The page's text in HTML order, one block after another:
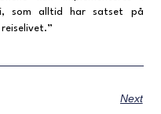
som alltid har satset på
Next